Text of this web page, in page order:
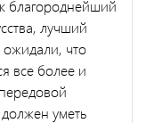
благороднейший
лучший
ожидали, что
все более и
уметь